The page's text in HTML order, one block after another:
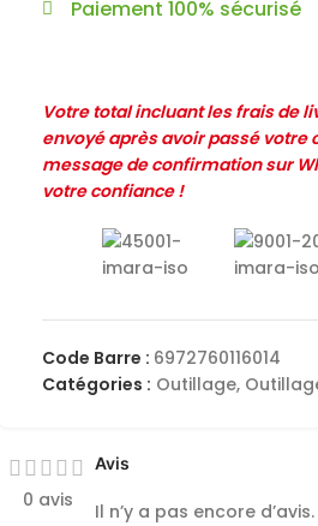
Paiement 100% sécurisé
Votre total incluant les frais de
envoyé après avoir passé votre
message de confirmation sur
votre confiance !
Code Barre : 6972760116014
Catégories : Outillage,
0 avis
Avis
Il n’y a pas encore d’avis.